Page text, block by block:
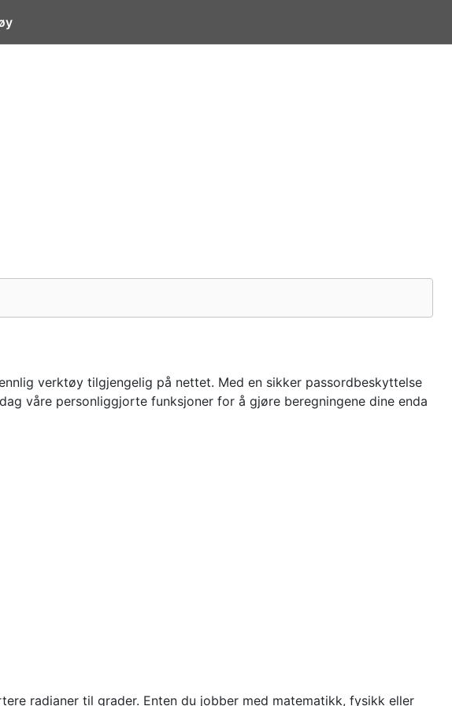
verktøy tilgjengelig på nettet. Med en sikker passordbeskyttelse
våre personliggjorte funksjoner for å gjøre beregningene dine enda
radianer til grader. Enten du jobber med matematikk, fysikk eller